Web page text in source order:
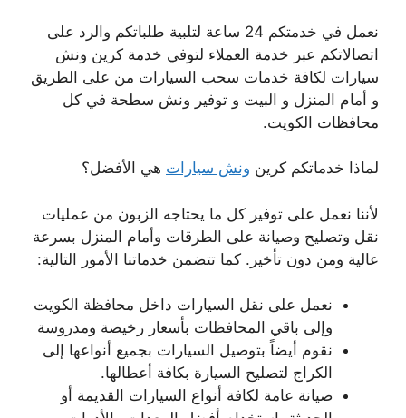
نعمل في خدمتكم 24 ساعة لتلبية طلباتكم والرد على
اتصالاتكم عبر خدمة العملاء لتوفي خدمة كرين ونش
سيارات لكافة خدمات سحب السيارات من على الطريق
و أمام المنزل و البيت و توفير ونش سطحة في كل
محافظات الكويت.
لماذا خدماتكم كرين ونش سيارات هي الأفضل؟
لأننا نعمل على توفير كل ما يحتاجه الزبون من عمليات
نقل وتصليح وصيانة على الطرقات وأمام المنزل بسرعة
عالية ومن دون تأخير. كما تتضمن خدماتنا الأمور التالية:
نعمل على نقل السيارات داخل محافظة الكويت
وإلى باقي المحافظات بأسعار رخيصة ومدروسة
نقوم أيضاً بتوصيل السيارات بجميع أنواعها إلى
الكراج لتصليح السيارة بكافة أعطالها.
صيانة عامة لكافة أنواع السيارات القديمة أو